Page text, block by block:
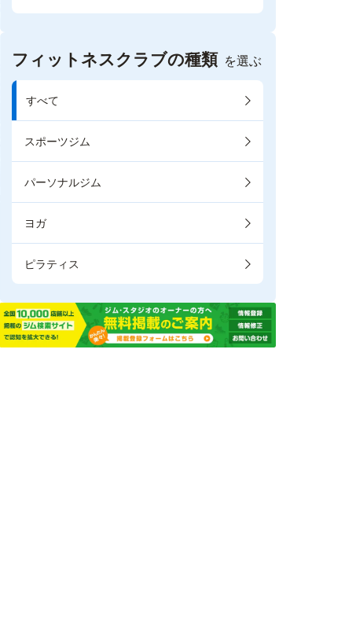
フィットネスクラブの種類 を選ぶ
すべて
スポーツジム
パーソナルジム
ヨガ
ピラティス